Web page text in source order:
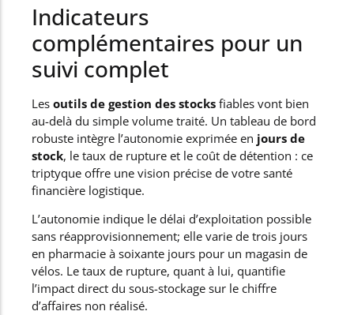
Indicateurs
complémentaires pour un
suivi complet
Les outils de gestion des stocks fiables vont bien
au-delà du simple volume traité. Un tableau de bord
robuste intègre l’autonomie exprimée en jours de
stock, le taux de rupture et le coût de détention : ce
triptyque offre une vision précise de votre santé
financière logistique.
L’autonomie indique le délai d’exploitation possible
sans réapprovisionnement; elle varie de trois jours
en pharmacie à soixante jours pour un magasin de
vélos. Le taux de rupture, quant à lui, quantifie
l’impact direct du sous-stockage sur le chiffre
d’affaires non réalisé.